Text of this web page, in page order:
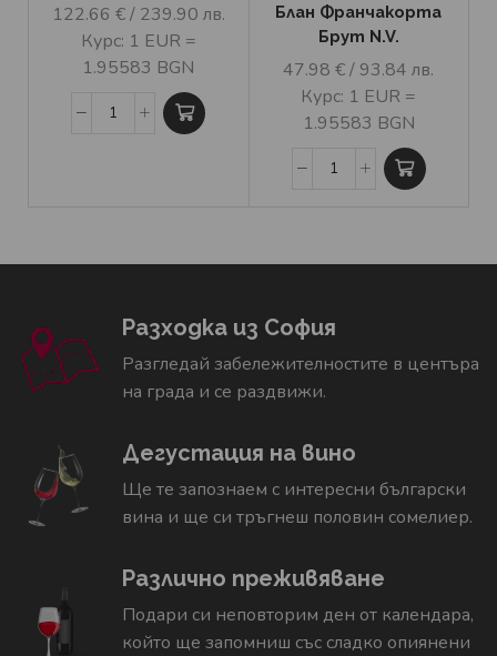
122.66 €/ 239.90 лв.
Курс: 1 EUR =
1.95583 BGN
Блан Франчакорта
Брут N.V.
47.98€/ 93.84 лв.
Курс: 1 EUR =
1.95583 BGN
Разходка из София
Разгледай забележителностите в центъра
на града и се раздвижи.
Дегустация на вино
Ще те запознаем с интересни български
вина и ще си тръгнеш половин сомелиер.
Различно преживяване
Подари си неповторим ден от календара,
който ще запомниш със сладко опиянени